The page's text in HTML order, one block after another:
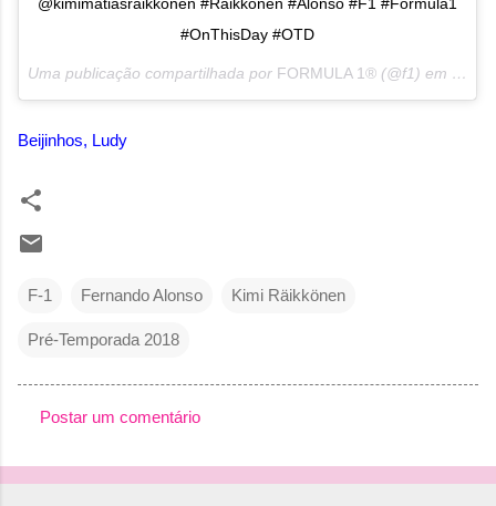
#OnThisDay #OTD
Uma publicação compartilhada por FORMULA 1® (@f1) em 4 de
Beijinhos, Ludy
F-1 Fernando Alonso Kimi Räikkönen
Pré-Temporada 2018
o
Postar um comentário